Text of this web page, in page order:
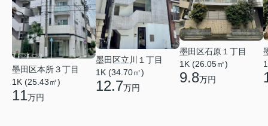
墨田区本所３丁目
1K (25.43㎡)
11万円
墨田区立川１丁目
1K (34.70㎡)
12.7万円
墨田区石原１丁目
1K (26.05㎡)
9.8万円